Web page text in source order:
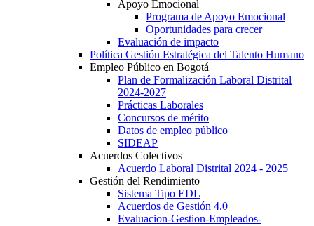
Apoyo Emocional
Programa de Apoyo Emocional
Oportunidades para crecer
Evaluación de impacto
Política Gestión Estratégica del Talento Humano
Empleo Público en Bogotá
Plan de Formalización Laboral Distrital
2024-2027
Prácticas Laborales
Concursos de mérito
Datos de empleo público
SIDEAP
Acuerdos Colectivos
Acuerdo Laboral Distrital 2024 - 2025
Gestión del Rendimiento
Sistema Tipo EDL
Acuerdos de Gestión 4.0
Evaluacion-Gestion-Empleados-